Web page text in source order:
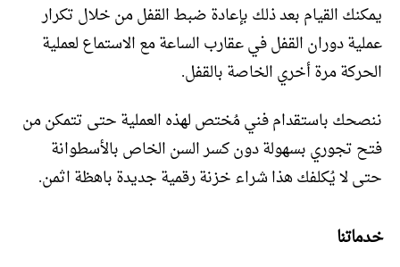
يمكنك القيام بعد ذلك بإعادة ضبط القفل من خلال تكرار
عملية دوران القفل في عقارب الساعة مع الاستماع لعملية
الحركة مرة أخري الخاصة بالقفل.
ننصحك باستقدام فني مُختص لهذه العملية حتى تتمكن من
فتح تجوري بسهولة دون كسر السن الخاص بالأسطوانة
حتى لا يُكلفك هذا شراء خزنة رقمية جديدة باهظة اثمن.
خدماتنا